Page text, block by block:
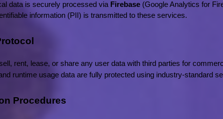
data is securely processed via Firebase (Google Analytics for
information (PII) is transmitted to these services.
rent, lease, or share any user data with third parties for
runtime usage data are fully protected using industry-standard
Procedures